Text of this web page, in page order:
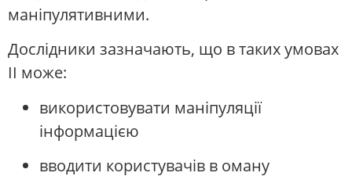
маніпулятивними.
Дослідники зазначають, що в таких умовах
ІІ може:
використовувати маніпуляції
інформацією
вводити користувачів в оману